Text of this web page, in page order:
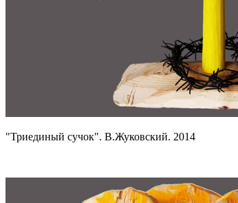
"Триединый сучок". В.Жуковский. 2014